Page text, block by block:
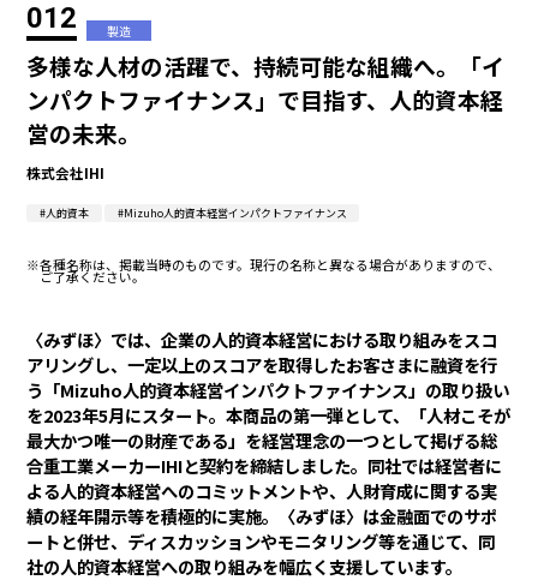
012 製造
多様な人材の活躍で、持続可能な組織へ。「イ
ンパクトファイナンス」で目指す、人的資本経
営の未来。
株式会社IHI
#人的資本 #Mizuho人的資本経営インパクトファイナンス
※各種名称は、掲載当時のものです。現行の名称と異なる場合がありますので、
ご了承ください。
〈みずほ〉では、企業の人的資本経営における取り組みをスコ
アリングし、一定以上のスコアを取得したお客さまに融資を行
う「Mizuho人的資本経営インパクトファイナンス」の取り扱い
を2023年5月にスタート。本商品の第一弾として、「人材こそが
最大かつ唯一の財産である」を経営理念の一つとして掲げる総
合重工業メーカーIHIと契約を締結しました。同社では経営者に
よる人的資本経営へのコミットメントや、人財育成に関する実
績の経年開示等を積極的に実施。〈みずほ〉は金融面でのサポ
ートと併せ、ディスカッションやモニタリング等を通じて、同
社の人的資本経営への取り組みを幅広く支援しています。